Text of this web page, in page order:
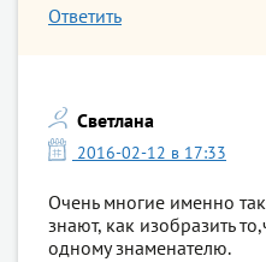
Ответить
Светлана
2016-02-12 в 17:33
Очень многие именно
знают, как изобразить
одному знаменателю.